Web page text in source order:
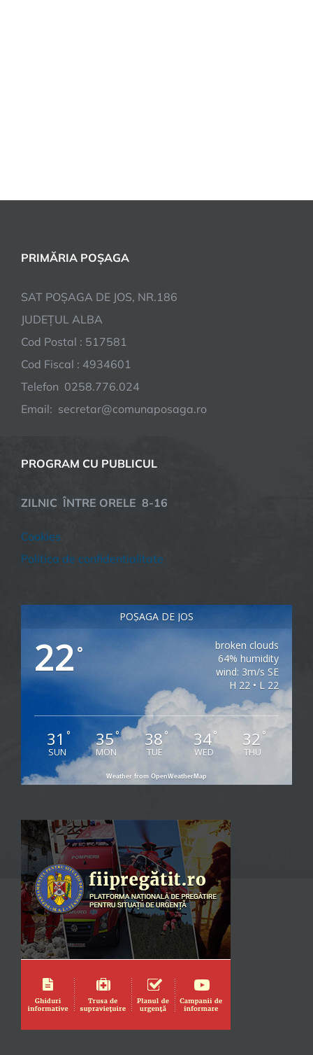
PRIMĂRIA POȘAGA
SAT POȘAGA DE JOS, NR.186
JUDEȚUL ALBA
Cod Postal : 517581
Cod Fiscal : 4934601
Telefon 0258.776.024
Email: secretar@comunaposaga.ro
PROGRAM CU PUBLICUL
ZILNIC ÎNTRE ORELE 8-16
Cookies
Politica de confidentialitate
POȘAGA DE JOS
22 °
broken clouds
64% humidity
wind: 3m/s SE
H 22 • L 22
31 °
SUN
35°
MON
38°
TUE
34°
WED
32 °
THU
Weather from OpenWeatherMap